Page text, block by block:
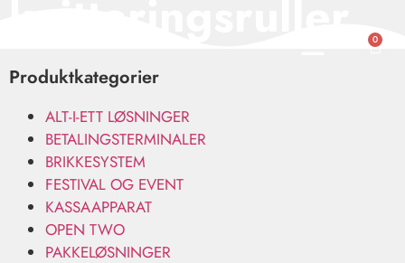
0
Produktkategorier
ALT-I-ETT LØSNINGER
BETALINGSTERMINALER
BRIKKESYSTEM
FESTIVAL OG EVENT
KASSAAPPARAT
OPEN TWO
PAKKELØSNINGER